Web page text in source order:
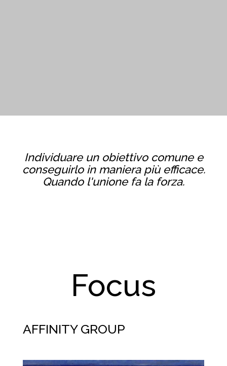
Individuare un obiettivo comune e
conseguirlo in maniera più efficace.
Quando l'unione fa la forza.
Focus
AFFINITY GROUP